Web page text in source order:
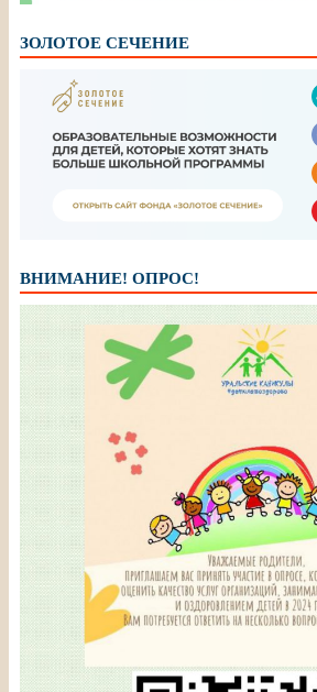
ЗОЛОТОЕ СЕЧЕНИЕ
ВНИМАНИЕ! ОПРОС!